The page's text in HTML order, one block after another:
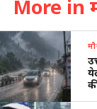
More in